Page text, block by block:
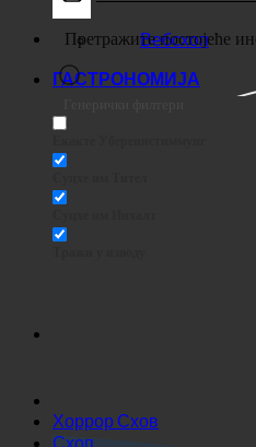
Генерички филтери
Екакте Убереинстиммунг
Суцхе им Тител
Суцхе им Инхалт
Хоррор Схов
Вебсхоп
ГАСТРОНОМИЈА